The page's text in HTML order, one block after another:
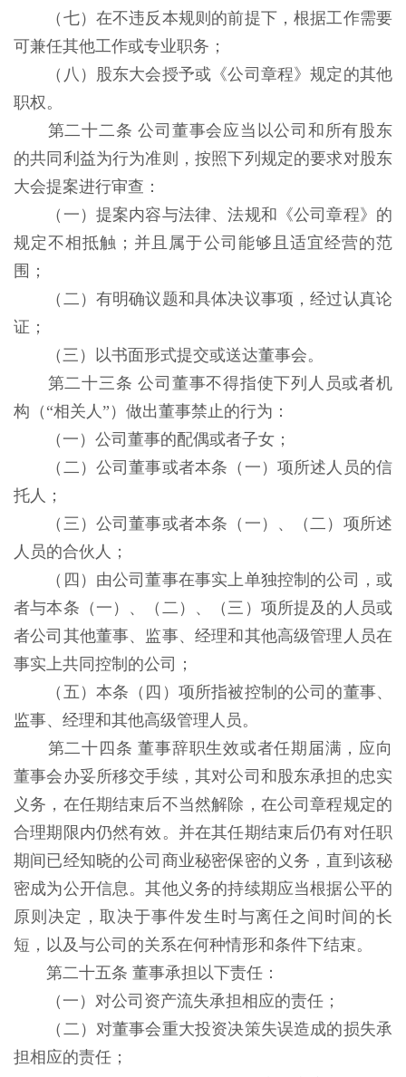
（七）在不违反本规则的前提下，根据工作需要
可兼任其他工作或专业职务；
（八）股东大会授予或《公司章程》规定的其他
职权。
第二十二条 公司董事会应当以公司和所有股东
的共同利益为行为准则，按照下列规定的要求对股东
大会提案进行审查：
（一）提案内容与法律、法规和《公司章程》的
规定不相抵触；并且属于公司能够且适宜经营的范
围；
（二）有明确议题和具体决议事项，经过认真论
证；
（三）以书面形式提交或送达董事会。
第二十三条 公司董事不得指使下列人员或者机
构（“相关人”）做出董事禁止的行为：
（一）公司董事的配偶或者子女；
（二）公司董事或者本条（一）项所述人员的信
托人；
（三）公司董事或者本条（一）、（二）项所述
人员的合伙人；
（四）由公司董事在事实上单独控制的公司，或
者与本条（一）、（二）、（三）项所提及的人员或
者公司其他董事、监事、经理和其他高级管理人员在
事实上共同控制的公司；
（五）本条（四）项所指被控制的公司的董事、
监事、经理和其他高级管理人员。
第二十四条 董事辞职生效或者任期届满，应向
董事会办妥所移交手续，其对公司和股东承担的忠实
义务，在任期结束后不当然解除，在公司章程规定的
合理期限内仍然有效。并在其任期结束后仍有对任职
期间已经知晓的公司商业秘密保密的义务，直到该秘
密成为公开信息。其他义务的持续期应当根据公平的
原则决定，取决于事件发生时与离任之间时间的长
短，以及与公司的关系在何种情形和条件下结束。
第二十五条 董事承担以下责任：
（一）对公司资产流失承担相应的责任；
（二）对董事会重大投资决策失误造成的损失承
担相应的责任；